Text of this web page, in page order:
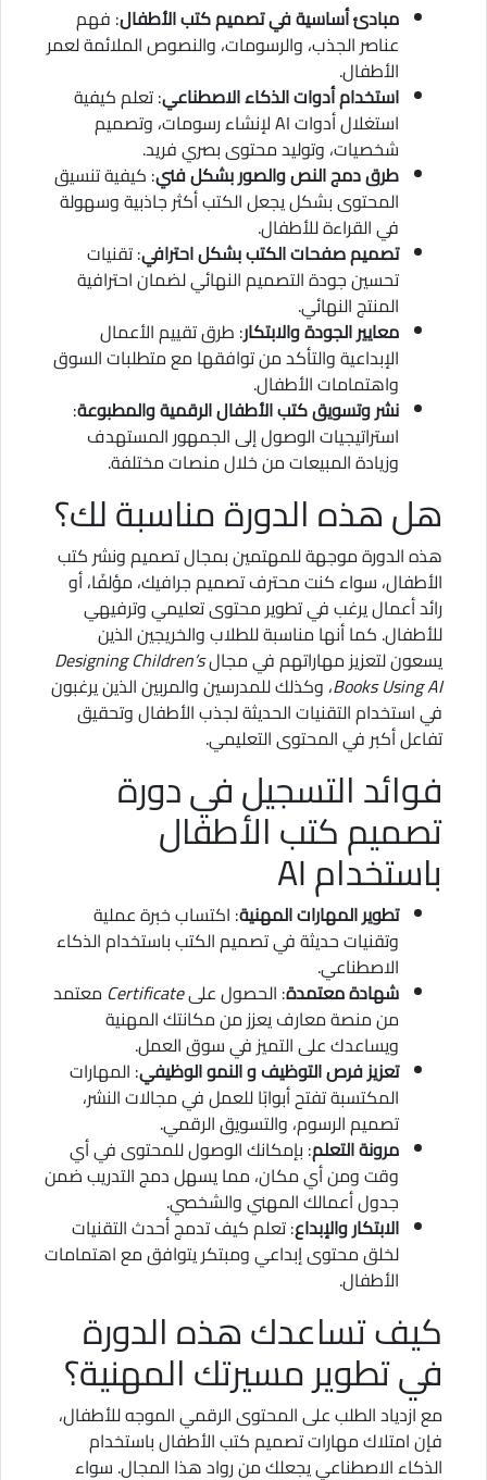
مبادئ أساسية في تصميم كتب الأطفال: فهم
عناصر الجذب، والرسومات، والنصوص الملائمة لعمر
الأطفال.
استخدام أدوات الذكاء الاصطناعي: تعلم كيفية
استغلال أدوات AI لإنشاء رسومات، وتصميم
شخصيات، وتوليد محتوى بصري فريد.
طرق دمج النص والصور بشكل فني: كيفية تنسيق
المحتوى بشكل يجعل الكتب أكثر جاذبية وسهولة
في القراءة للأطفال.
تصميم صفحات الكتب بشكل احترافي: تقنيات
تحسين جودة التصميم النهائي لضمان احترافية
المنتج النهائي.
معايير الجودة والابتكار: طرق تقييم الأعمال
الإبداعية والتأكد من توافقها مع متطلبات السوق
واهتمامات الأطفال.
نشر وتسويق كتب الأطفال الرقمية والمطبوعة:
استراتيجيات الوصول إلى الجمهور المستهدف
وزيادة المبيعات من خلال منصات مختلفة.
هل هذه الدورة مناسبة لك؟
هذه الدورة موجهة للمهتمين بمجال تصميم ونشر كتب
الأطفال، سواء كنت محترف تصميم جرافيك، مؤلفًا، أو
رائد أعمال يرغب في تطوير محتوى تعليمي وترفيهي
للأطفال. كما أنها مناسبة للطلاب والخريجين الذين
يسعون لتعزيز مهاراتهم في مجالDesigning Children’s
Books Using AI، وكذلك للمدرسين والمربين الذين يرغبون
في استخدام التقنيات الحديثة لجذب الأطفال وتحقيق
تفاعل أكبر في المحتوى التعليمي.
فوائد التسجيل في دورة
تصميم كتب الأطفال
باستخدام AI
تطوير المهارات المهنية: اكتساب خبرة عملية
وتقنيات حديثة في تصميم الكتب باستخدام الذكاء
الاصطناعي.
شهادة معتمدة: الحصول علىCertificate معتمد
من منصة معارف يعزز من مكانتك المهنية
ويساعدك على التميز في سوق العمل.
تعزيز فرص التوظيف و النمو الوظيفي: المهارات
المكتسبة تفتح أبوابًا للعمل في مجالات النشر،
تصميم الرسوم، والتسويق الرقمي.
مرونة التعلم: بإمكانك الوصول للمحتوى في أي
وقت ومن أي مكان، مما يسهل دمج التدريب ضمن
جدول أعمالك المهني والشخصي.
الابتكار والإبداع: تعلم كيف تدمج أحدث التقنيات
لخلق محتوى إبداعي ومبتكر يتوافق مع اهتمامات
الأطفال.
كيف تساعدك هذه الدورة
في تطوير مسيرتك المهنية؟
مع ازدياد الطلب على المحتوى الرقمي الموجه للأطفال،
فإن امتلاك مهارات تصميم كتب الأطفال باستخدام
الذكاء الاصطناعي يجعلك من رواد هذا المجال. سواء